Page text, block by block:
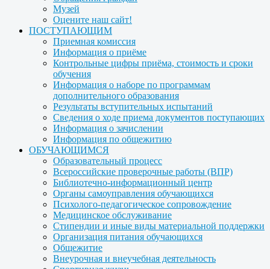
Музей
Оцените наш сайт!
ПОСТУПАЮЩИМ
Приемная комиссия
Информация о приёме
Контрольные цифры приёма, стоимость и сроки
обучения
Информация о наборе по программам
дополнительного образования
Результаты вступительных испытаний
Сведения о ходе приема документов поступающих
Информация о зачислении
Информация по общежитию
ОБУЧАЮЩИМСЯ
Образовательный процесс
Всероссийские проверочные работы (ВПР)
Библиотечно-информационный центр
Органы самоуправления обучающихся
Психолого-педагогическое сопровождение
Медицинское обслуживание
Стипендии и иные виды материальной поддержки
Организация питания обучающихся
Общежитие
Внеурочная и внеучебная деятельность